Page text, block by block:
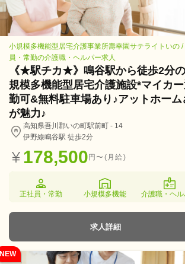
小規模多機能型居宅介護事業所壽幸園サテライトいの /
員・常勤の介護職・ヘルパー求人
《★駅チカ★》鳴谷駅から徒歩2分
規模多機能型居宅介護施設*マイカ
勤可&無料駐車場あり♪アットホーム
が魅力♪
高知県吾川郡いの町駅前町 - 14
伊野線鳴谷駅 徒歩2分
178,500円〜(月給)
正社員・常勤 小規模多機能 介護職・ヘル
求人詳細
NEW